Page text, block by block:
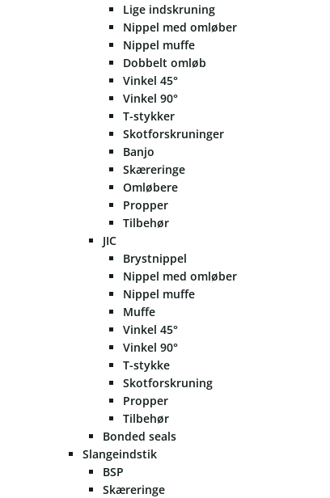
Lige indskruning
Nippel med omløber
Nippel muffe
Dobbelt omløb
Vinkel 45°
Vinkel 90°
T-stykker
Skotforskruninger
Banjo
Skæreringe
Omløbere
Propper
Tilbehør
JIC
Brystnippel
Nippel med omløber
Nippel muffe
Muffe
Vinkel 45°
Vinkel 90°
T-stykke
Skotforskruning
Propper
Tilbehør
Bonded seals
Slangeindstik
BSP
Skæreringe